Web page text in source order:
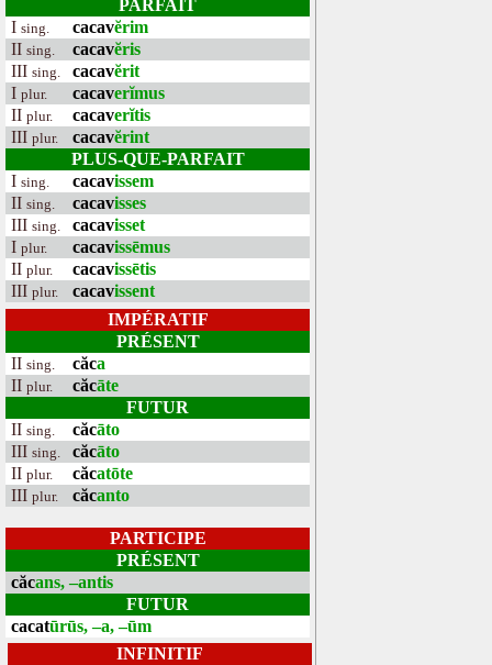
PARFAIT
I sing. cacavĕrim
II sing. cacavĕris
III sing. cacavĕrit
I plur. cacaverĭmus
II plur. cacaverĭtis
III plur. cacavĕrint
PLUS-QUE-PARFAIT
I sing. cacavissem
II sing. cacavisses
III sing. cacavisset
I plur. cacavissēmus
II plur. cacavissētis
III plur. cacavissent
IMPÉRATIF
PRÉSENT
II sing. căca
II plur. căcāte
FUTUR
II sing. căcāto
III sing. căcāto
II plur. căcatōte
III plur. căcanto
PARTICIPE
PRÉSENT
căcans, –antis
FUTUR
cacatūrūs, –a, –ūm
INFINITIF